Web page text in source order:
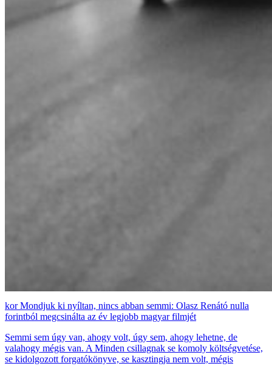
Mondjuk ki nyíltan, nincs abban semmi: Olasz Renátó nulla
forintból megcsinálta az év legjobb magyar filmjét
Semmi sem úgy van, ahogy volt, úgy sem, ahogy lehetne, de
valahogy mégis van. A Minden csillagnak se komoly költségvetése,
se kidolgozott forgatókönyve, se kasztingja nem volt, mégis